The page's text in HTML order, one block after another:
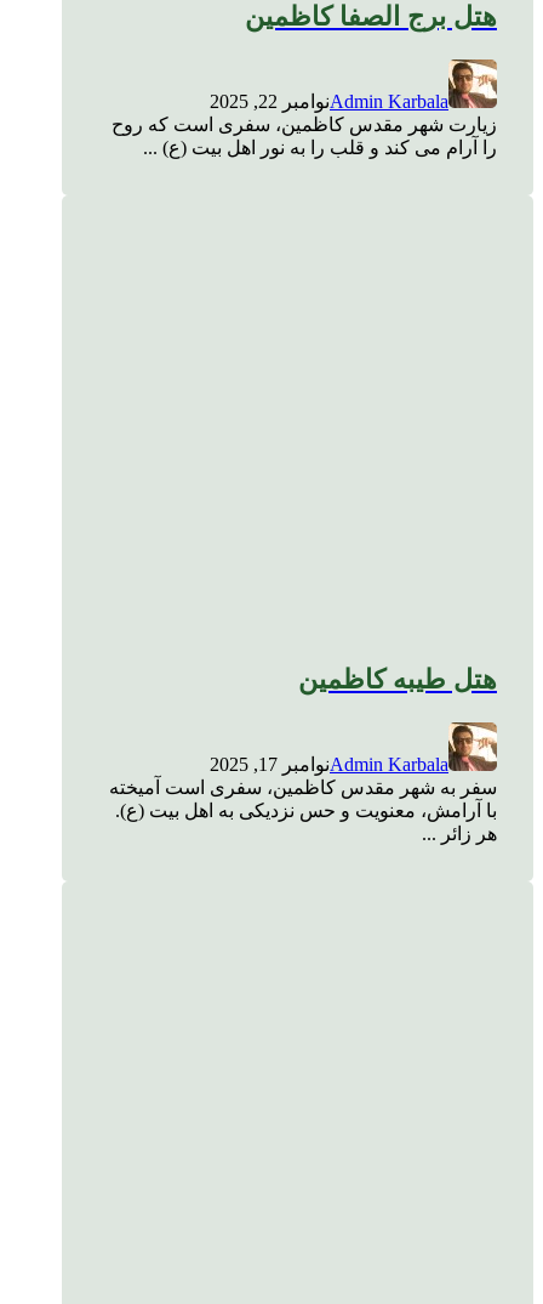
هتل برج الصفا کاظمین
Admin Karbalaنوامبر 22, 2025
زیارت شهر مقدس کاظمین، سفری است که روح
را آرام می کند و قلب را به نور اهل بیت (ع) ...
هتل طیبه کاظمین
Admin Karbalaنوامبر 17, 2025
سفر به شهر مقدس کاظمین، سفری است آمیخته
با آرامش، معنویت و حس نزدیکی به اهل بیت (ع).
هر زائر ...